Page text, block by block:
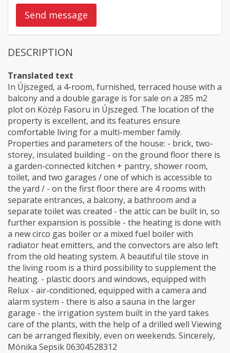
Send message
DESCRIPTION
Translated text
In Újszeged, a 4-room, furnished, terraced house with a
balcony and a double garage is for sale on a 285 m2
plot on Közép Fasoru in Újszeged. The location of the
property is excellent, and its features ensure
comfortable living for a multi-member family.
Properties and parameters of the house: - brick, two-
storey, insulated building - on the ground floor there is
a garden-connected kitchen + pantry, shower room,
toilet, and two garages / one of which is accessible to
the yard / - on the first floor there are 4 rooms with
separate entrances, a balcony, a bathroom and a
separate toilet was created - the attic can be built in, so
further expansion is possible - the heating is done with
a new circo gas boiler or a mixed fuel boiler with
radiator heat emitters, and the convectors are also left
from the old heating system. A beautiful tile stove in
the living room is a third possibility to supplement the
heating. - plastic doors and windows, equipped with
Relux - air-conditioned, equipped with a camera and
alarm system - there is also a sauna in the larger
garage - the irrigation system built in the yard takes
care of the plants, with the help of a drilled well Viewing
can be arranged flexibly, even on weekends. Sincerely,
Mónika Sepsik 06304528312